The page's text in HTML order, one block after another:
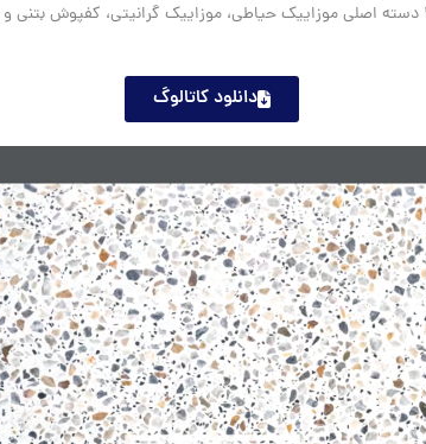
دانلود کاتالوگ